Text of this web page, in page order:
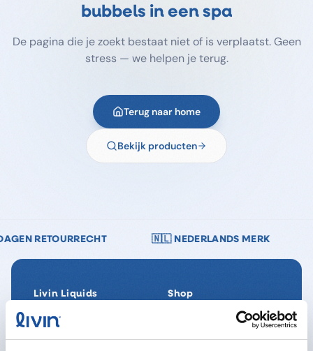
bubbels in een spa
De pagina die je zoekt bestaat niet of is verplaatst. Geen
stress — we helpen je terug.
Terug naar home
Bekijk producten
🇳🇱 NEDERLANDS MERK 🔒 VEILIG BETALEN —
Livin Liquids
Ons verhaal
Onze Impact
Shop
SpaReady